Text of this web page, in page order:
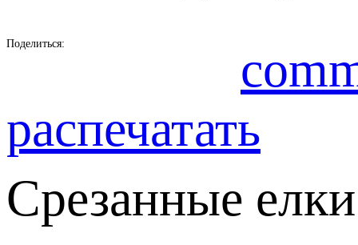
Поделиться:
распечатать
Срезанные